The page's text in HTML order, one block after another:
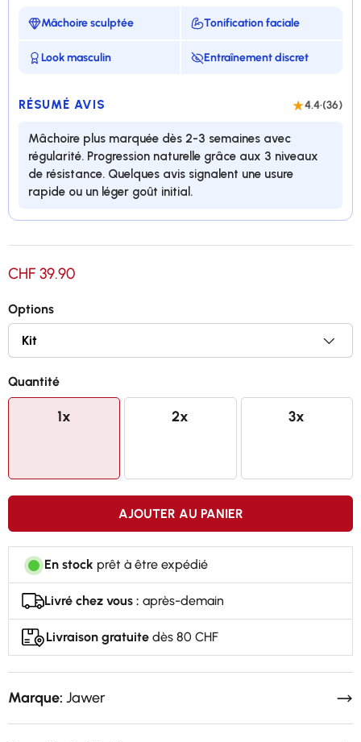
Mâchoire sculptée Tonification faciale
Look masculin Entraînement discret
RÉSUMÉ AVIS 4.4·(36)
Mâchoire plus marquée dès 2-3 semaines avec
régularité. Progression naturelle grâce aux 3 niveaux
de résistance. Quelques avis signalent une usure
rapide ou un léger goût initial.
Tonifie et renforce la mâchoire
Coffret de 3 niveaux de résistance
Gomme résistante, 100% silicone alimentaire
Obtenez la mâchoire dont vous avez toujours rêvé
CHF 39.90
Options
Quantité
1x 2x 3x
AJOUTER AU PANIER
En stock prêt à être expédié
Livré chez vous : après-demain
Livraison gratuite dès 80 CHF
Marque: Jawer